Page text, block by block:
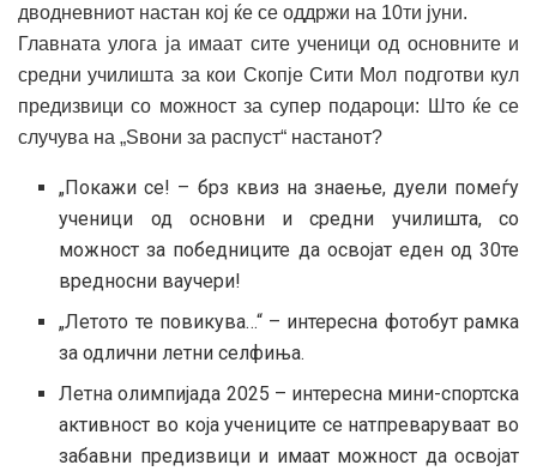
дводневниот настан кој ќе се оддржи на 10ти јуни.
Главната улога ја имаат сите ученици од основните и
средни училишта за кои Скопје Сити Мол подготви кул
предизвици со можност за супер подароци: Што ќе се
случува на „Sвони за распуст“ настанот?
„Покажи се! – брз квиз на знаење, дуели помеѓу
ученици од основни и средни училишта, со
можност за победниците да освојат еден од 30те
вредносни ваучери!
„Летото те повикува…“ – интересна фотобут рамка
за одлични летни селфиња.
Летна олимпијада 2025 – интересна мини-спортска
активност во која учениците се натпреваруваат во
забавни предизвици и имаат можност да освојат